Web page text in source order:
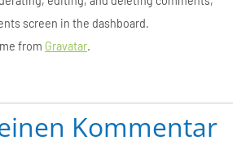
screen in the dashboard.
from Gravatar.
Kommentar